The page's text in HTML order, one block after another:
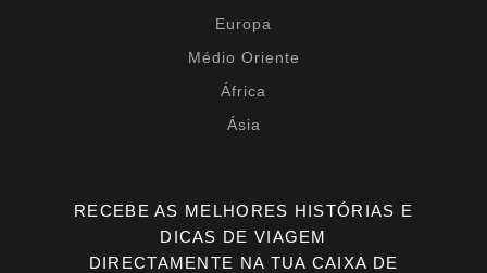
Europa
Médio Oriente
África
Ásia
RECEBE AS MELHORES HISTÓRIAS E
DICAS DE VIAGEM
DIRECTAMENTE NA TUA CAIXA DE